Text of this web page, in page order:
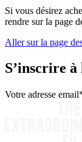
Si vous désirez
rendre sur la page
Aller sur la page
S’inscrire
Votre adresse